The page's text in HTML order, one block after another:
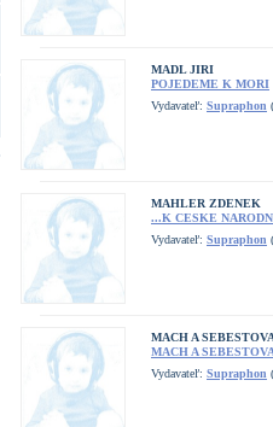
MADL JIRI
POJEDEME K MORI
Vydavateľ: Supraphon
MAHLER ZDENEK
...K CESKE
Vydavateľ: Supraphon
MACH A
MACH A
Vydavateľ: Supraphon